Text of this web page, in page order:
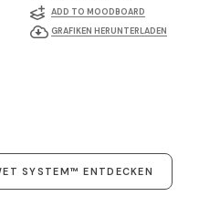
ADD TO MOODBOARD
GRAFIKEN HERUNTERLADEN
SYSTEM™ ENTDECKEN